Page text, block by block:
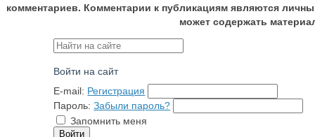
комментариев. Комментарии к публикациям являются
может содержать
Войти на сайт
E-mail: Регистрация
Пароль: Забыли пароль?
Запомнить меня